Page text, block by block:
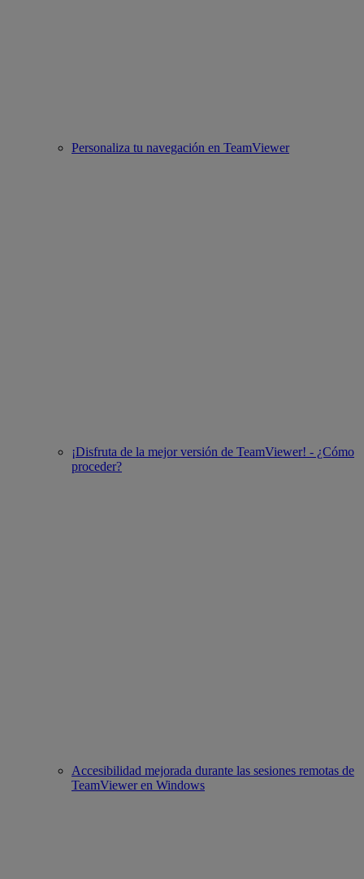
Personaliza tu navegación en TeamViewer
¡Disfruta de la mejor versión de TeamViewer! - ¿Cómo
proceder?
Accesibilidad mejorada durante las sesiones remotas de
TeamViewer en Windows